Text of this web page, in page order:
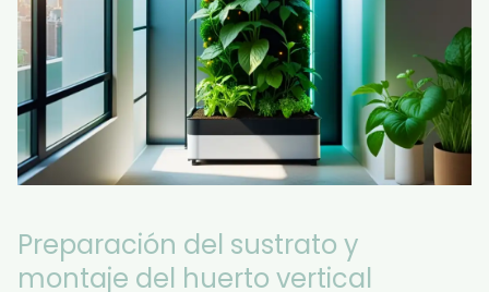
Preparación del sustrato y
montaje del huerto vertical